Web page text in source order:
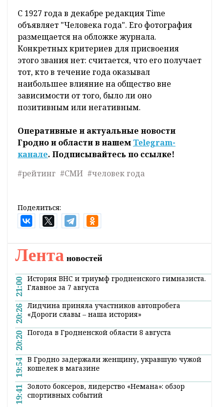
С 1927 года в декабре редакция Time
объявляет "Человека года". Его фотография
размещается на обложке журнала.
Конкретных критериев для присвоения
этого звания нет: считается, что его получает
тот, кто в течение года оказывал
наибольшее влияние на общество вне
зависимости от того, было ли оно
позитивным или негативным.
Оперативные и актуальные новости
Гродно и области в нашем Telegram-
канале. Подписывайтесь по ссылке!
#рейтинг #СМИ #человек года
Поделиться:
Лента новостей
21:00 История ВНС и триумф гродненского гимназиста.
Главное за 7 августа
20:26 Лидчина приняла участников автопробега
«Дороги славы – наша история»
20:20 Погода в Гродненской области 8 августа
19:54 В Гродно задержали женщину, укравшую чужой
кошелек в магазине
19:41 Золото боксеров, лидерство «Немана»: обзор
спортивных событий